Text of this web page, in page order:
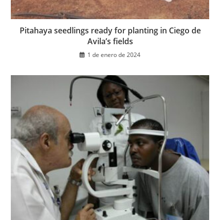
Pitahaya seedlings ready for planting in Ciego de
Avila’s fields
1 de enero de 2024